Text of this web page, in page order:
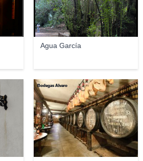
Agua García
Bodegas Álvaro